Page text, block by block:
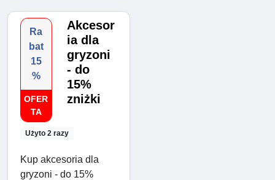
Ra
bat
15
%
OFER
TA
Użyto 2 razy
Akcesor
ia dla
gryzoni
- do
15%
zniżki
Kup akcesoria dla
gryzoni - do 15%